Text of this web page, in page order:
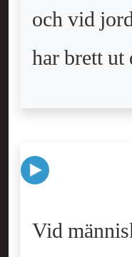
och vid
har brett
Vid